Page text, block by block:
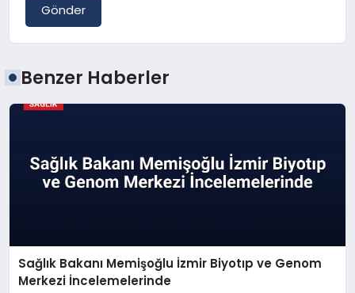
Gönder
Benzer Haberler
Sağlık Bakanı Memişoğlu İzmir Biyotıp ve Genom
Merkezi İncelemelerinde